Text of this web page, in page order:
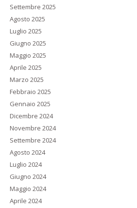
Settembre 2025
Agosto 2025
Luglio 2025
Giugno 2025
Maggio 2025
Aprile 2025
Marzo 2025
Febbraio 2025
Gennaio 2025
Dicembre 2024
Novembre 2024
Settembre 2024
Agosto 2024
Luglio 2024
Giugno 2024
Maggio 2024
Aprile 2024